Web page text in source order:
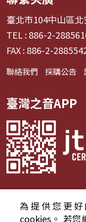
臺北市104中山區
TEL : 886-2-
FAX : 886-2-
聯絡我們 採購公告
臺灣之音APP
© 2024財團法
為提供您更
cookies。 若您